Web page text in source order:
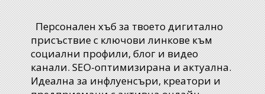
Персонален хъб за твоето дигитално
присъствие с ключови линкове към
социални профили, блог и видео
канали. SEO-оптимизирана и актуална.
Идеална за инфлуенсъри, креатори и